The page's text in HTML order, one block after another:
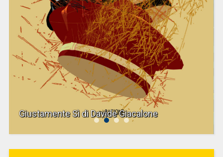
Giustamente Sì di Davide Giacalone